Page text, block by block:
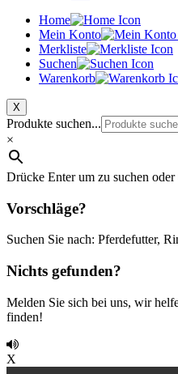
Home
Mein Konto
Merkliste
Suchen
Warenkorb
X
Produkte suchen...
×
Drücke Enter um zu suchen
Vorschläge?
Suchen Sie nach: Pferdefutter,
Nichts gefunden?
Melden Sie sich bei uns, wir
finden!
X